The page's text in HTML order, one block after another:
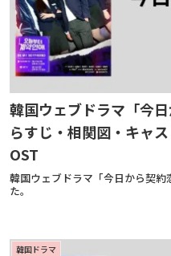
韓国ウェブドラマ「今
らすじ・相関図・キャ
OST
韓国ウェブドラマ「今日から契
た。
韓国ドラマ